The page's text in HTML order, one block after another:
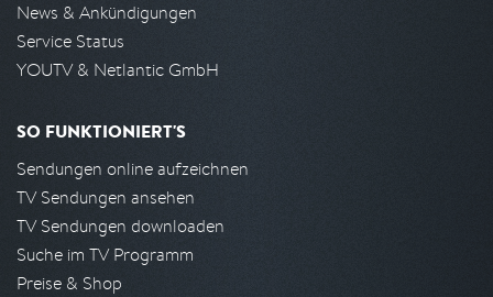
News & Ankündigungen
Service Status
YOUTV & Netlantic GmbH
SO FUNKTIONIERT'S
Sendungen online aufzeichnen
TV Sendungen ansehen
TV Sendungen downloaden
Suche im TV Programm
Preise & Shop